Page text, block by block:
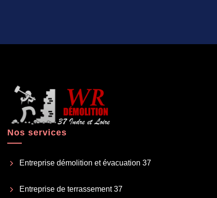
Nos services
Entreprise démolition et évacuation 37
Entreprise de terrassement 37